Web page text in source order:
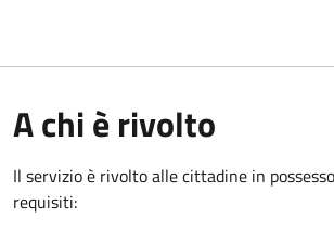
A chi è rivolto
Il servizio è rivolto alle cittadine in
requisiti: